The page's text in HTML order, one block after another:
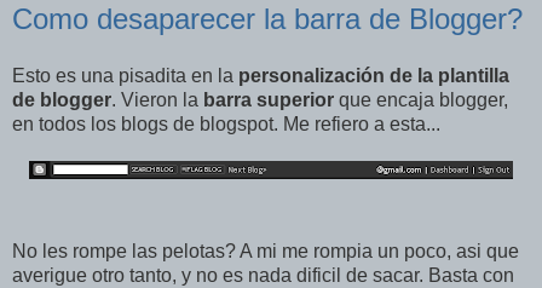
Como desaparecer la barra de Blogger?
Esto es una pisadita en la personalización de la plantilla
de blogger. Vieron la barra superior que encaja blogger,
en todos los blogs de blogspot. Me refiero a esta...
No les rompe las pelotas? A mi me rompia un poco, asi que
averigue otro tanto, y no es nada dificil de sacar. Basta con